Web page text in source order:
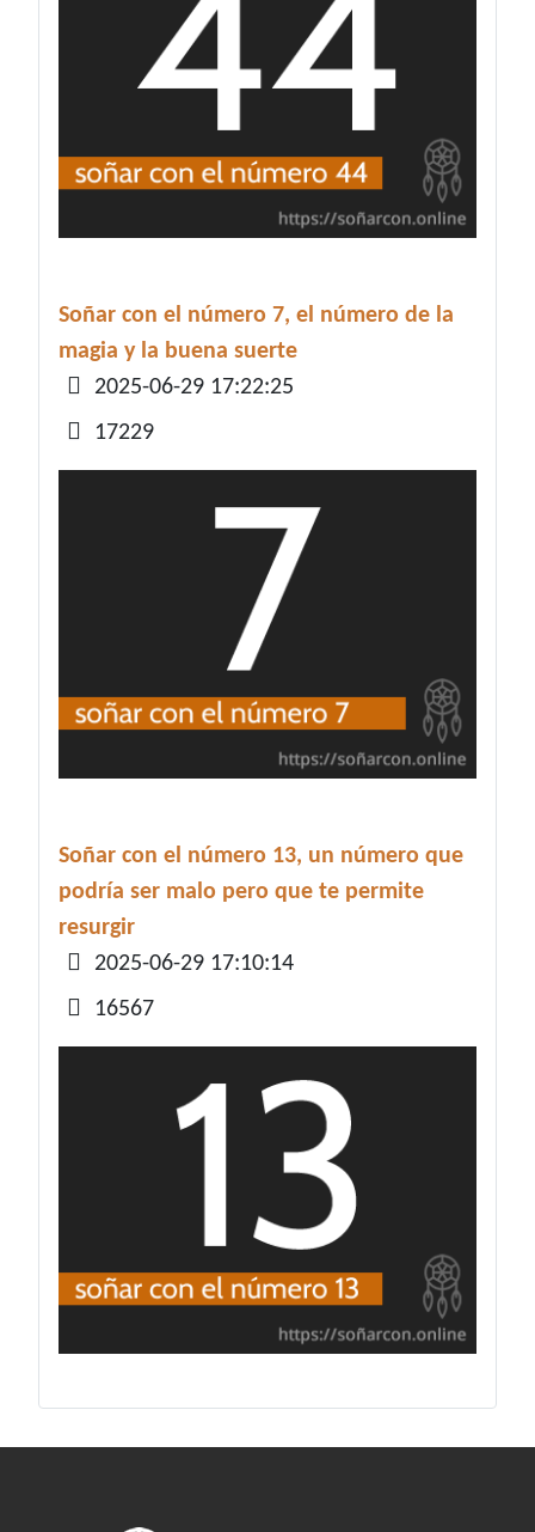
Soñar con el número 7, el número de la
magia y la buena suerte
Detalles
2025-06-29 17:22:25
17229
Soñar con el número 13, un número que
podría ser malo pero que te permite
resurgir
Detalles
2025-06-29 17:10:14
16567